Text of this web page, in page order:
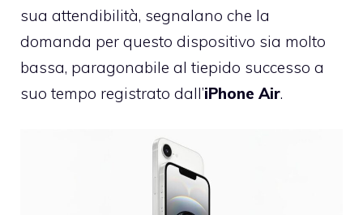
sua attendibilità, segnalano che la
domanda per questo dispositivo sia molto
bassa, paragonabile al tiepido successo a
suo tempo registrato dall’iPhone Air.